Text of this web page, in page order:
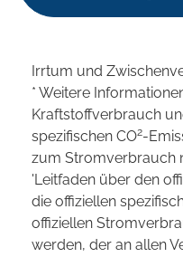
Irrtum und
* Weitere
Kraftstoffverbrauch
spezifischen CO2-
zum Stromverbrauch
'Leitfaden über den
die offiziellen
offiziellen
werden, der an allen